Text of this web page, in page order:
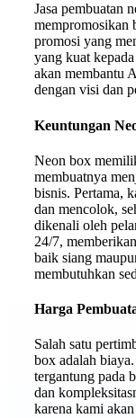
Jasa pembuatan
mempromosikan
promosi yang
yang kuat
akan membantu
dengan visi dan
Keuntungan
Neon box
membuatnya
bisnis. Pertama,
dan mencolok,
dikenali oleh
24/7,
baik siang
membutuhkan
Harga
Salah satu
box adalah
tergantung pada
dan
karena kami